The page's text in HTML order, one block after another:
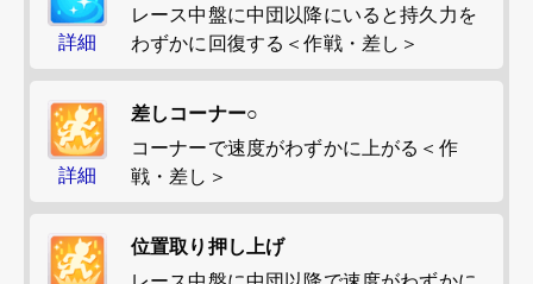
詳細
レース中盤に中団以降にいると持久力を
わずかに回復する＜作戦・差し＞
詳細
差しコーナー○
コーナーで速度がわずかに上がる＜作
戦・差し＞
位置取り押し上げ